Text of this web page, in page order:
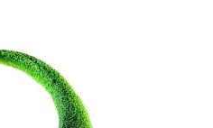
50 символов) о товаре на
на скидку 50₽ за
за отзыв с фото.